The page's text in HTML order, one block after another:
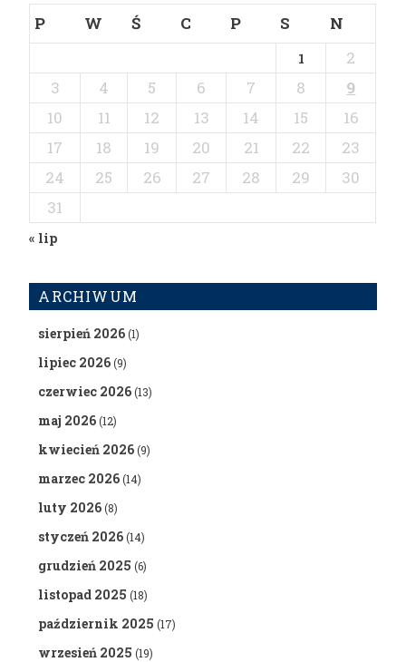
P
W Ś C P S N
1
2
3
4 5 6 7 8
9
10
11 12 13 14 15
16
17
18 19 20 21 22
23
24
25 26 27 28 29
30
31
« lip
ARCHIWUM
sierpień 2026(1)
lipiec 2026(9)
czerwiec 2026(13)
maj 2026(12)
kwiecień 2026(9)
marzec 2026(14)
luty 2026(8)
styczeń 2026(14)
grudzień 2025 (6)
listopad 2025 (18)
październik 2025 (17)
wrzesień 2025 (19)